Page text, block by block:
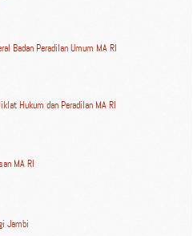
Badan Peradilan Umum MA RI
Hukum dan Peradilan MA RI
MA RI
Jambi